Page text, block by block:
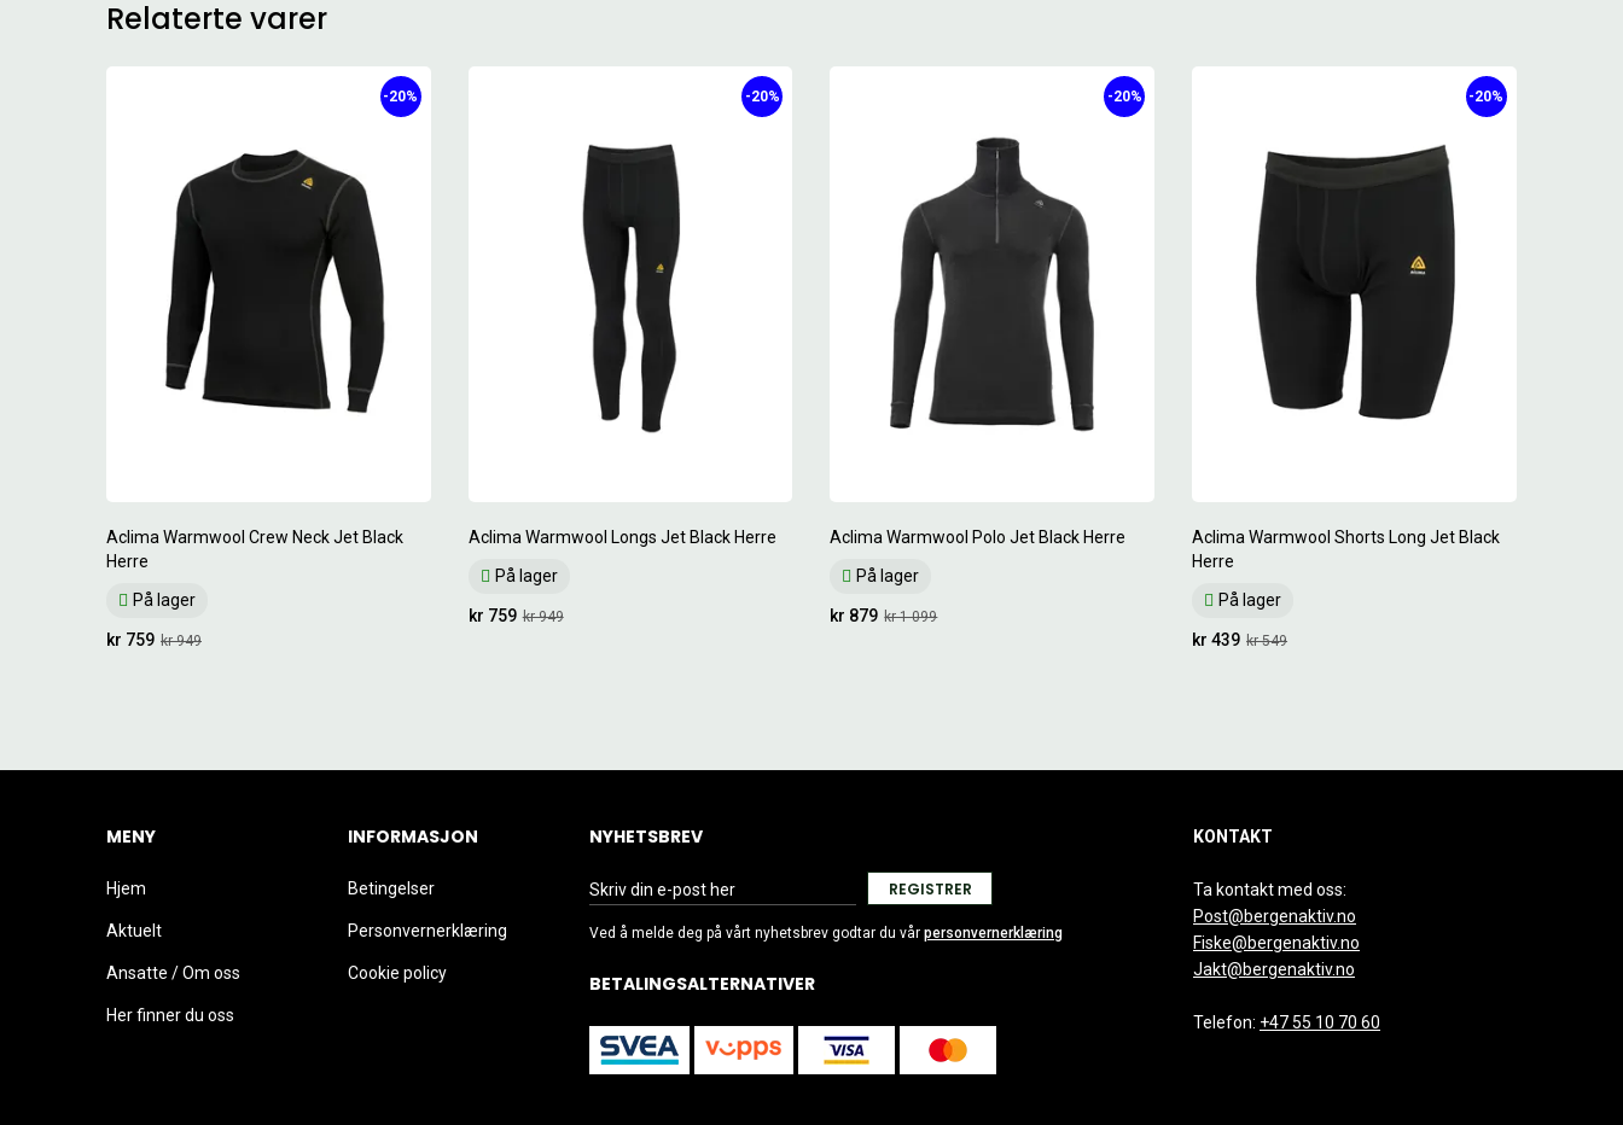
Relaterte varer
Aclima Warmwool Crew Neck Jet Black
Herre
På lager
-20%
kr 949
kr 759
Aclima Warmwool Longs Jet Black Herre
På lager
-20%
kr 949
kr 759
Aclima Warmwool Polo Jet Black Herre
På lager
-20%
kr 1 099
kr 879
Aclima Warmwool Shorts Long Jet Black
Herre
På lager
-20%
kr 549
kr 439
MENY
Hjem
Aktuelt
Ansatte / Om oss
Her finner du oss
INFORMASJON
Betingelser
Personvernerklæring
Cookie policy
NYHETSBREV
REGISTRER
Ved å melde deg på vårt nyhetsbrev godtar du vår personvernerklæring
BETALINGSALTERNATIVER
KONTAKT
Ta kontakt med oss:
Post@bergenaktiv.no
Fiske@bergenaktiv.no
Jakt@bergenaktiv.no
Telefon: +47 55 10 70 60